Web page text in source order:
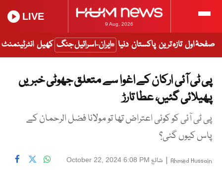
9 Aug, 2026
LIVE
صفحۂ اول تازہ ترین پاکستان دنیا ایران-اسرائیل جنگ کھیل انٹرٹینمنٹ
پی ٹی آئی ارکان کے اغوا سے متعلق جھوٹی خبریں
پھیلائی گئیں، عطا تارڑ
پی ٹی آئی کو کوئی اعتراض تھا تو مولانا فضل الرحمان کے
پاس کیوں گئی؟
Ahmed Hussain
| شائع October 22, 2024 6:08 PM